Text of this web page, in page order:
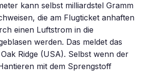
kann selbst milliardstel Gramm
die am Flugticket anhaften
einen Luftstrom in die
werden. Das meldet das
Ridge (USA). Selbst wenn der
mit dem Sprengstoff